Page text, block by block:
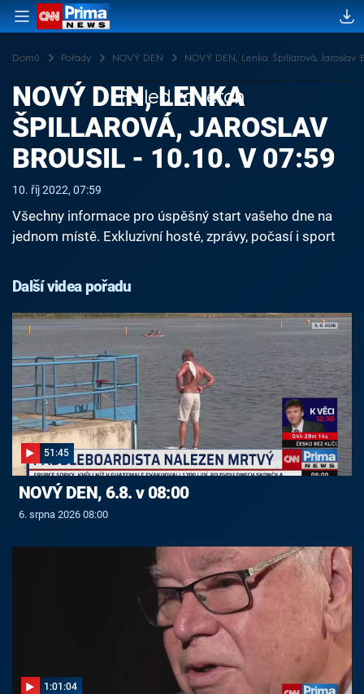
Domů Pořady NOVÝ DEN NOVÝ DEN, Lenka Špillarová, Jaroslav
Failed to fetch
NOVÝ DEN, LENKA
ŠPILLAROVÁ, JAROSLAV
BROUSIL - 10.10. V 07:59
10. říj 2022, 07:59
Všechny informace pro úspěšný start vašeho dne na
jednom místě. Exkluzivní hosté, zprávy, počasí i sport
Další videa pořadu
51:45
NOVÝ DEN, 6.8. v 08:00
6. srpna 2026 08:00
1:01:04